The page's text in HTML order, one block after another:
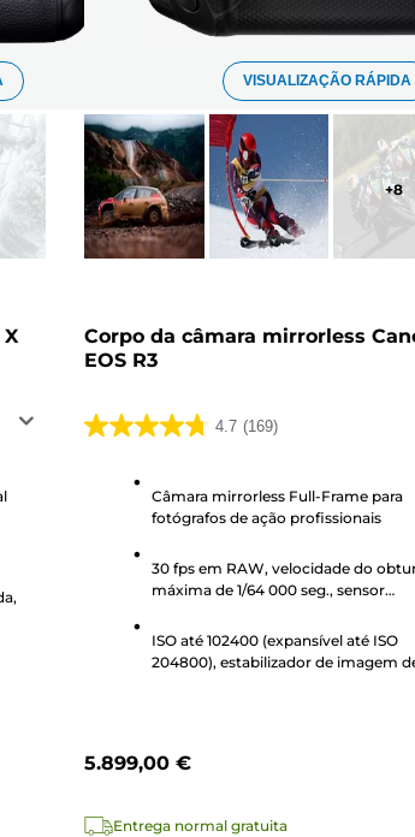
VISUALIZAÇÃO RÁPIDA
+8
Corpo da câmara mirrorless
EOS R3
4.7 (169)
4.7
estrelas.
análises
Câmara mirrorless Full-Frame para
fotógrafos de ação profissionais
30 fps em RAW, velocidade do
máxima de 1/64 000 seg., sensor
MP
ISO até 102400 (expansível até ISO
204800), estabilizador de imagem
5.899,00 €
Entrega normal gratuita